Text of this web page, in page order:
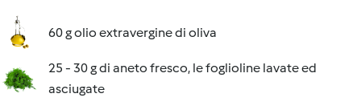
60 g olio extravergine di oliva
25 - 30 g di aneto fresco, le foglioline lavate ed
asciugate